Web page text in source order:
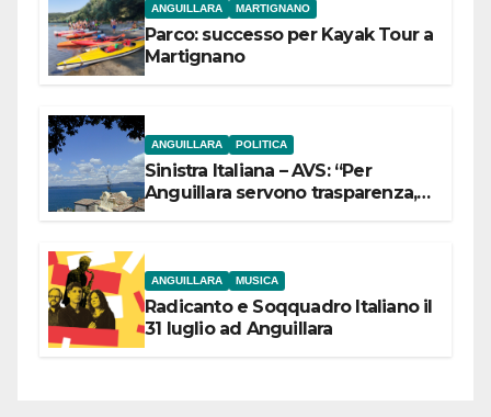
ANGUILLARA MARTIGNANO
Parco: successo per Kayak Tour a
Martignano
ANGUILLARA POLITICA
Sinistra Italiana – AVS: “Per
Anguillara servono trasparenza,
ANGUILLARA MUSICA
Radicanto e Soqquadro Italiano il
31 luglio ad Anguillara